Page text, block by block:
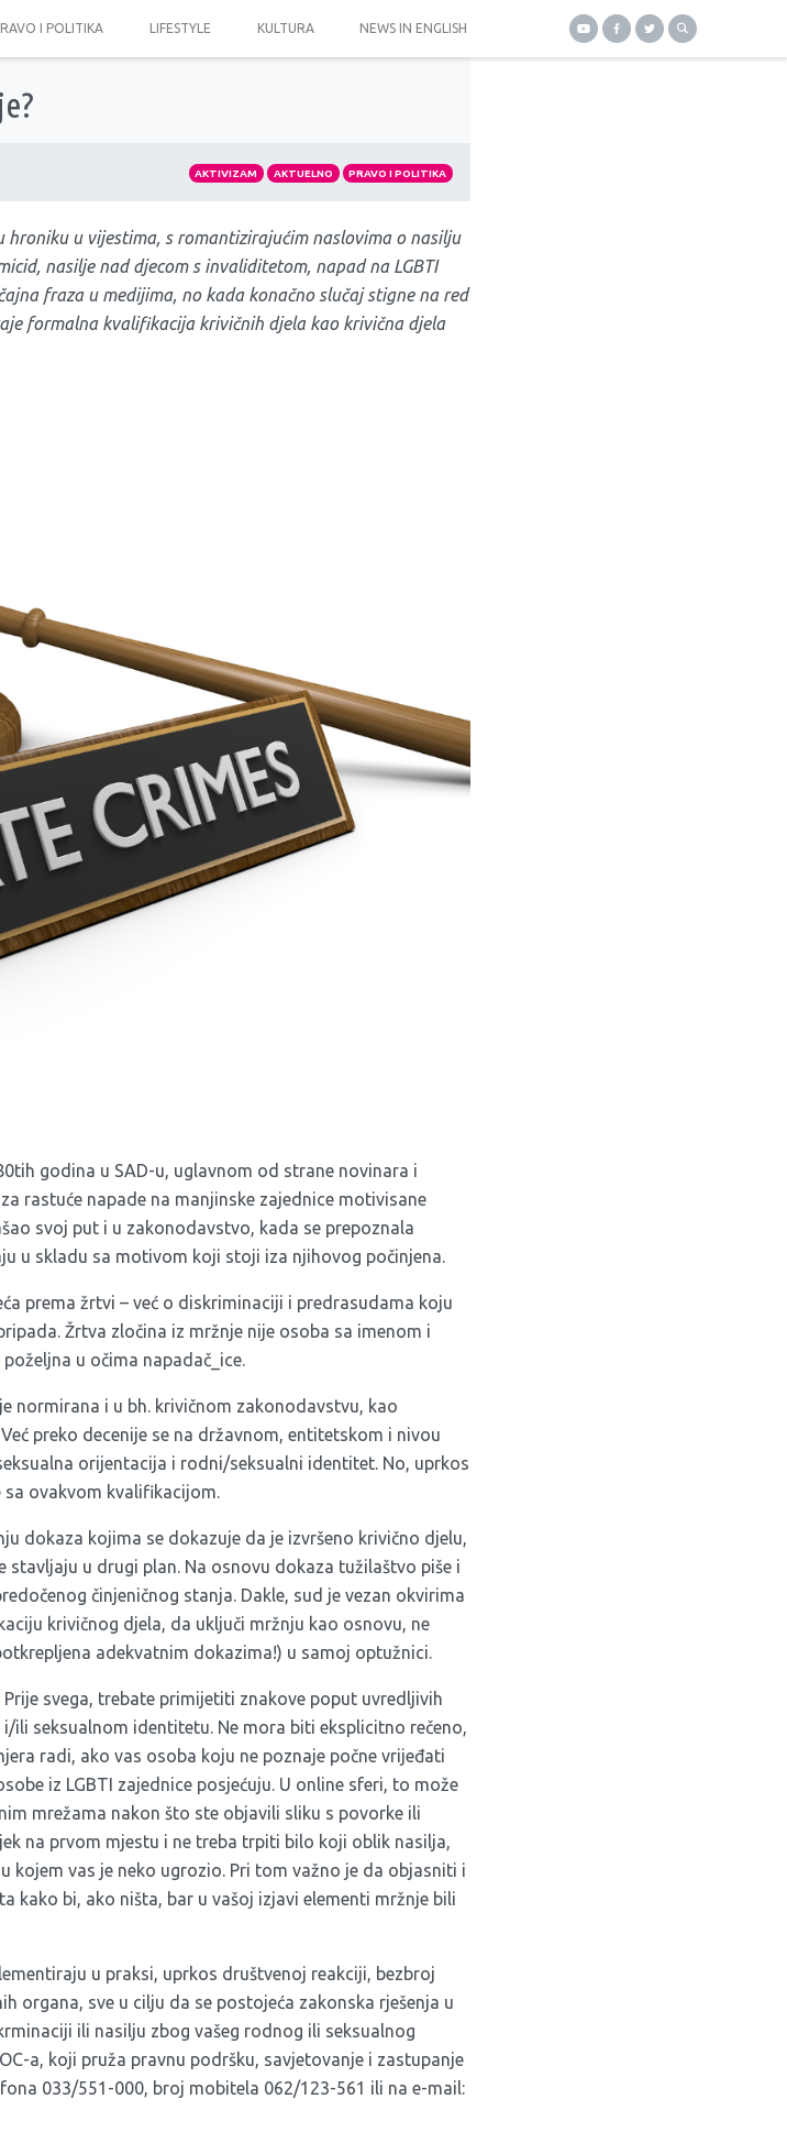
I POLITIKA LIFESTYLE KULTURA NEWS IN ENGLISH
AKTIVIZAM AKTUELNO PRAVO I POLITIKA
hroniku u vijestima, s romantizirajućim naslovima o nasilju
nasilje nad djecom s invaliditetom, napad na LGBTI
fraza u medijima, no kada konačno slučaj stigne na red
formalna kvalifikacija krivičnih djela kao krivična djela
godina u SAD-u, uglavnom od strane novinara i
rastuće napade na manjinske zajednice motivisane
svoj put i u zakonodavstvo, kada se prepoznala
u skladu sa motivom koji stoji iza njihovog počinjena.
prema žrtvi – već o diskriminaciji i predrasudama koju
Žrtva zločina iz mržnje nije osoba sa imenom i
u očima napadač_ice.
normirana i u bh. krivičnom zakonodavstvu, kao
preko decenije se na državnom, entitetskom i nivou
orijentacija i rodni/seksualni identitet. No, uprkos
ovakvom kvalifikacijom.
dokaza kojima se dokazuje da je izvršeno krivično djelu,
u drugi plan. Na osnovu dokaza tužilaštvo piše i
činjeničnog stanja. Dakle, sud je vezan okvirima
krivičnog djela, da uključi mržnju kao osnovu, ne
adekvatnim dokazima!) u samoj optužnici.
svega, trebate primijetiti znakove poput uvredljivih
ili seksualnom identitetu. Ne mora biti eksplicitno rečeno,
radi, ako vas osoba koju ne poznaje počne vrijeđati
iz LGBTI zajednice posjećuju. U online sferi, to može
mrežama nakon što ste objavili sliku s povorke ili
na prvom mjestu i ne treba trpiti bilo koji oblik nasilja,
kojem vas je neko ugrozio. Pri tom važno je da objasniti i
kako bi, ako ništa, bar u vašoj izjavi elementi mržnje bili
u praksi, uprkos društvenoj reakciji, bezbroj
organa, sve u cilju da se postojeća zakonska rješenja u
ili nasilju zbog vašeg rodnog ili seksualnog
a, koji pruža pravnu podršku, savjetovanje i zastupanje
033/551-000, broj mobitela 062/123-561 ili na e-mail: